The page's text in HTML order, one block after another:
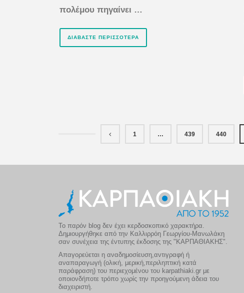
πολέμου πηγαίνει …
ΔΙΑΒΆΣΤΕ ΠΕΡΙΣΣΌΤΕΡΑ
1 … 439 440
Το παρόν blog δεν έχει κερδοσκοπικό χαρακτήρα.
Δημιουργήθηκε από την Καλλιρρόη Γεωργίου-Μανωλάκη
σαν συνέχεια της έντυπης έκδοσης της "ΚΑΡΠΑΘΙΑΚΗΣ".
Απαγορεύεται η αναδημοσίευση,αντιγραφή ή
αναπαραγωγή (ολική, μερική,περιληπτική κατά
παράφραση) του περιεχομένου του karpathiaki.gr με
οποιονδήποτε τρόπο χωρίς την προηγούμενη άδεια του
διαχειριστή.